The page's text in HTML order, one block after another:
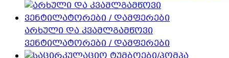
არხული და კვამლგამწოვი
ვენტილატორები / დამფერები